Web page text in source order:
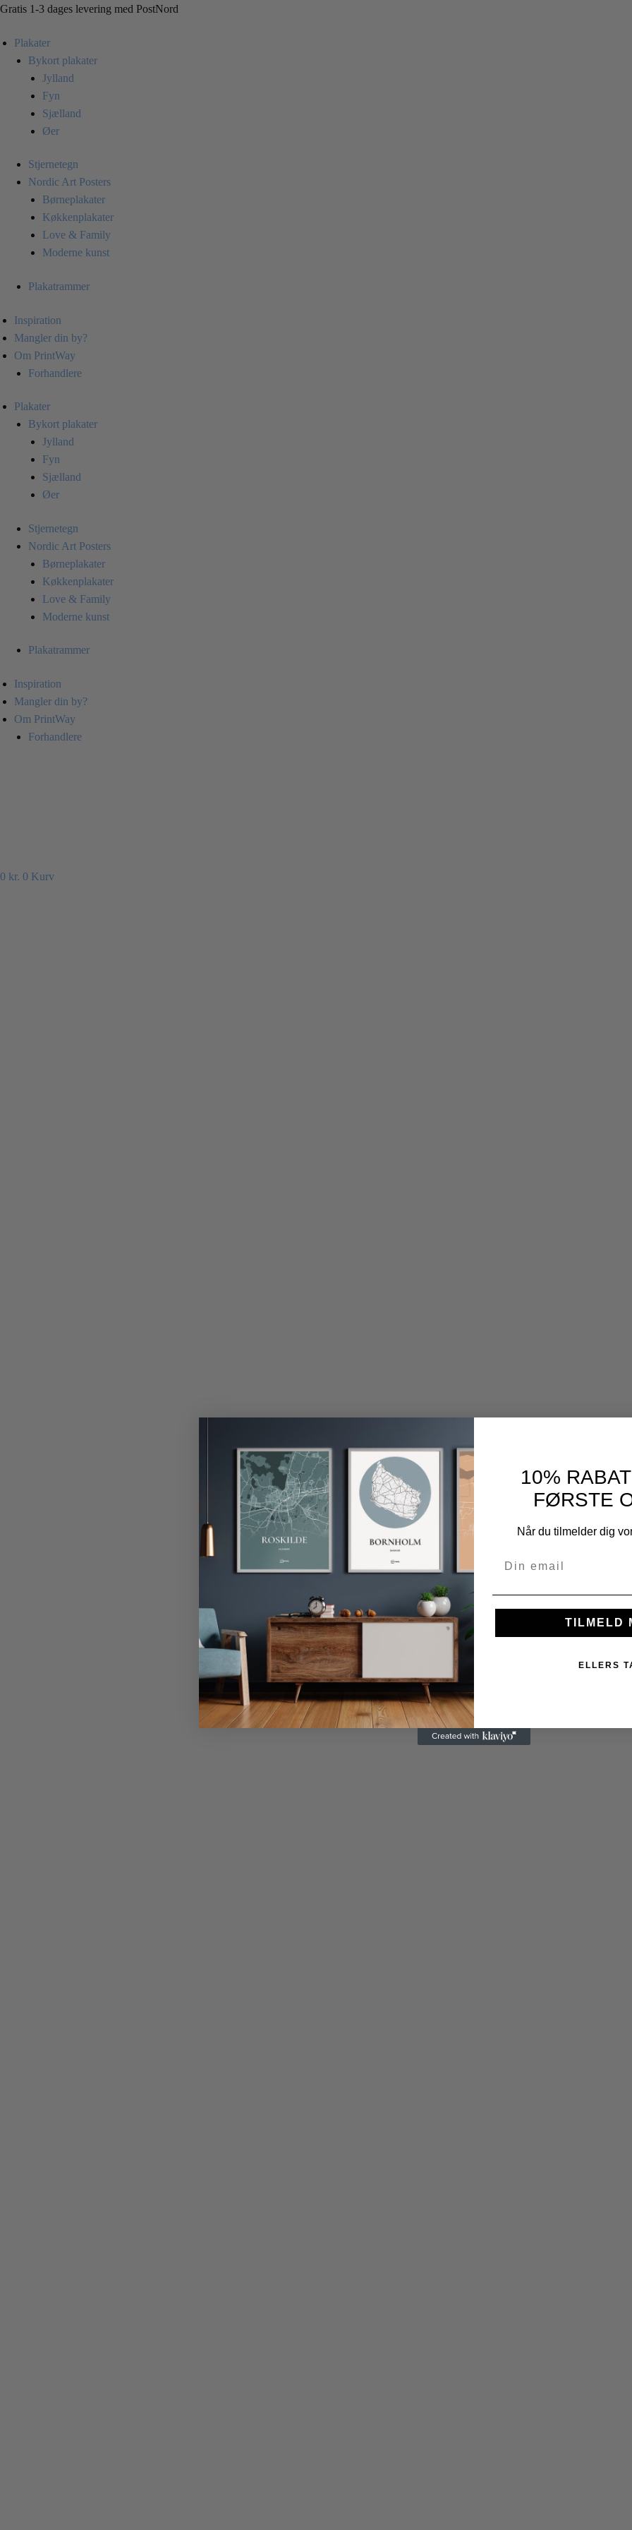
Skip
navigation
Skip
content
Gratis 1-3 dages levering med PostNord
Plakater
Bykort plakater
Jylland
Fyn
Sjælland
Øer
Stjernetegn
Nordic Art Posters
Børneplakater
Køkkenplakater
Love & Family
Moderne kunst
Plakatrammer
Inspiration
Mangler din by?
Om PrintWay
Forhandlere
Plakater
Bykort plakater
Jylland
Fyn
Sjælland
Øer
Stjernetegn
Nordic Art Posters
Børneplakater
Køkkenplakater
Love & Family
Moderne kunst
Plakatrammer
Inspiration
Mangler din by?
Om PrintWay
Forhandlere
0 kr. 0 Kurv
10%
FØRSTE
Når du tilmelder dig
TILMELD
ELLERS